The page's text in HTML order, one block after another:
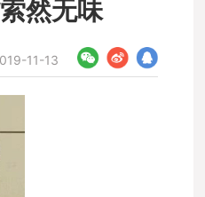
然无味
11-13